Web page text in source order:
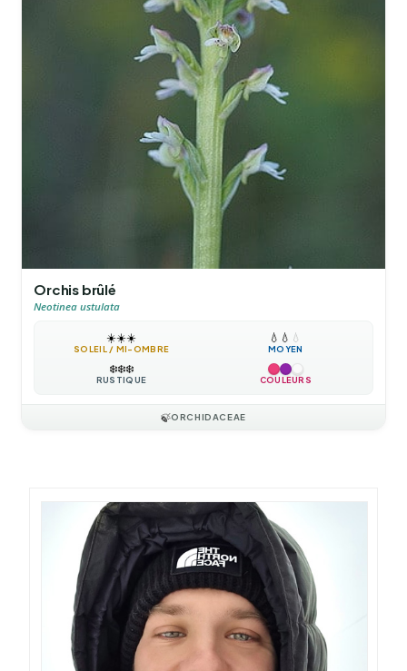
Orchis brûlé
Neotinea ustulata
☀️☀️☀️
SOLEIL / MI-OMBRE
💧 💧 💧
MOYEN
❄️❄️❄️
RUSTIQUE COULEURS
🍃ORCHIDACEAE